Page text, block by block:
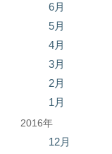
6月
5月
4月
3月
2月
1月
2016年
12月